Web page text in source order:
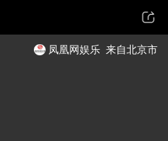
凤凰网娱乐 来自北京市